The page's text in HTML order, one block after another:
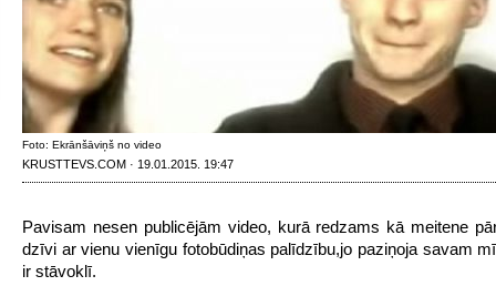
Foto: Ekrānšāviņš no video
KRUSTTEVS.COM · 19.01.2015. 19:47
Pavisam nesen publicējām video, kurā redzams kā meitene
dzīvi ar vienu vienīgu fotobūdiņas palīdzību,jo paziņoja savam
ir stāvoklī.